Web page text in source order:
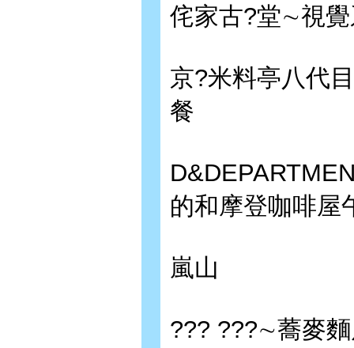
侘家古?堂∼視
京?米料亭八代
餐
的和摩登咖啡屋
嵐山
??? ???∼蕎麥